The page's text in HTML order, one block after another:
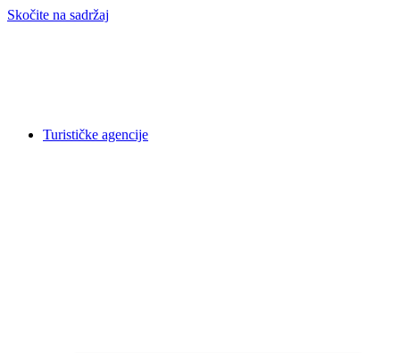
Skočite na sadržaj
Turističke agencije